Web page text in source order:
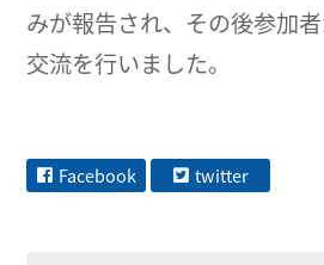
みが報告され、その後参加
交流を行いました。
Facebook twitter